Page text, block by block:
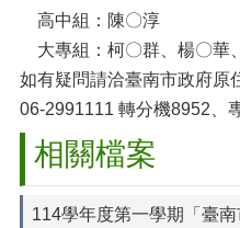
高中組：陳〇淳
大專組：柯〇群、楊〇華
如有疑問請洽臺南市政府原
06-2991111 轉分機8952、
相關檔案
114學年度第一學期「臺